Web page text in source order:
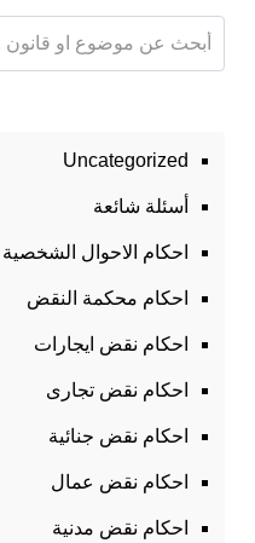
Uncategorized
أسئلة شائعة
احكام الاحوال الشخصية
احكام محكمة النقض
احكام نقض ايجارات
احكام نقض تجارى
احكام نقض جنائية
احكام نقض عمال
احكام نقض مدنية